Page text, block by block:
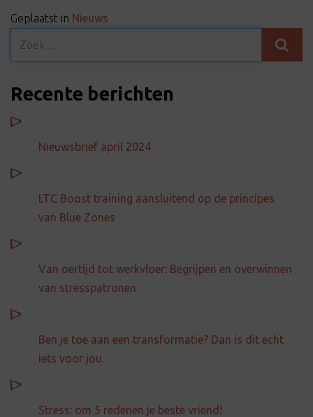
Geplaatst in Nieuws
Recente berichten
Nieuwsbrief april 2024
LTC Boost training aansluitend op de principes
van Blue Zones
Van oertijd tot werkvloer: Begrijpen en overwinnen
van stresspatronen
Ben je toe aan een transformatie? Dan is dit echt
iets voor jou.
Stress: om 5 redenen je beste vriend!